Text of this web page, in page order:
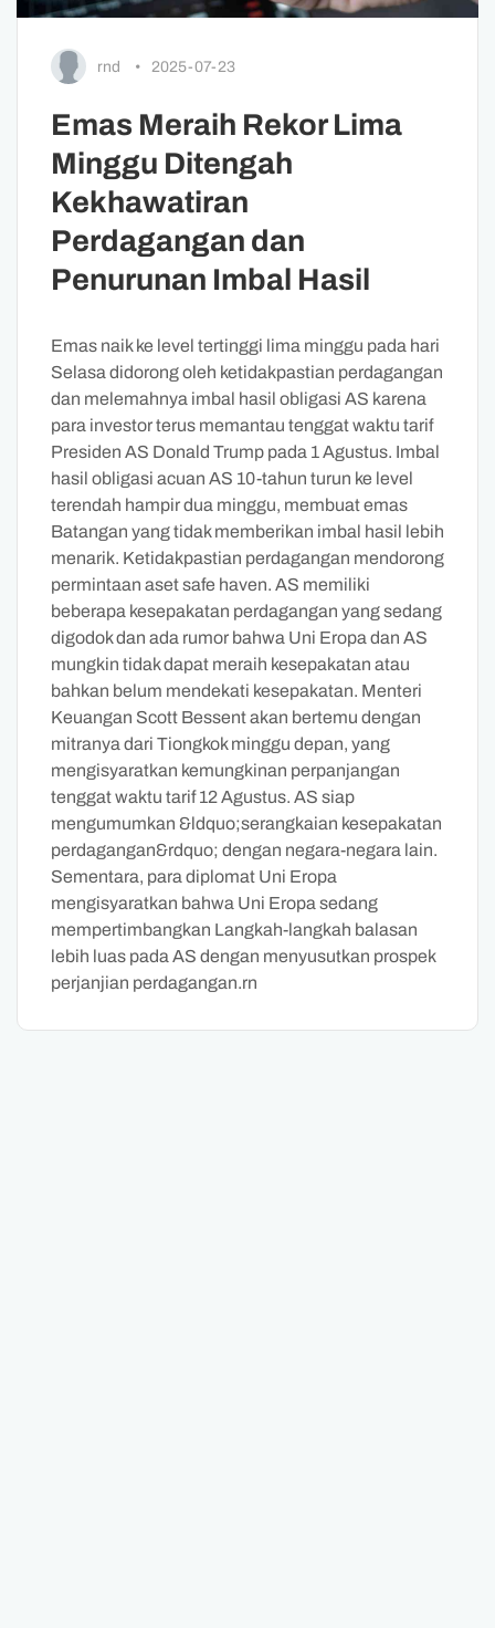
rnd • 2025-07-23
Emas Meraih Rekor Lima
Minggu Ditengah
Kekhawatiran
Perdagangan dan
Penurunan Imbal Hasil
Emas naik ke level tertinggi lima minggu pada hari
Selasa didorong oleh ketidakpastian perdagangan
dan melemahnya imbal hasil obligasi AS karena
para investor terus memantau tenggat waktu tarif
Presiden AS Donald Trump pada 1 Agustus. Imbal
hasil obligasi acuan AS 10-tahun turun ke level
terendah hampir dua minggu, membuat emas
Batangan yang tidak memberikan imbal hasil lebih
menarik. Ketidakpastian perdagangan mendorong
permintaan aset safe haven. AS memiliki
beberapa kesepakatan perdagangan yang sedang
digodok dan ada rumor bahwa Uni Eropa dan AS
mungkin tidak dapat meraih kesepakatan atau
bahkan belum mendekati kesepakatan. Menteri
Keuangan Scott Bessent akan bertemu dengan
mitranya dari Tiongkok minggu depan, yang
mengisyaratkan kemungkinan perpanjangan
tenggat waktu tarif 12 Agustus. AS siap
mengumumkan &ldquo;serangkaian kesepakatan
perdagangan&rdquo; dengan negara-negara lain.
Sementara, para diplomat Uni Eropa
mengisyaratkan bahwa Uni Eropa sedang
mempertimbangkan Langkah-langkah balasan
lebih luas pada AS dengan menyusutkan prospek
perjanjian perdagangan.rn